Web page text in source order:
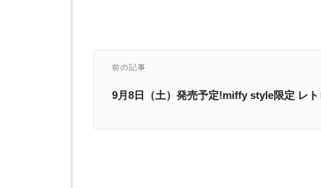
前の記事
9月8日（土）発売予定!miffy style限定 レ